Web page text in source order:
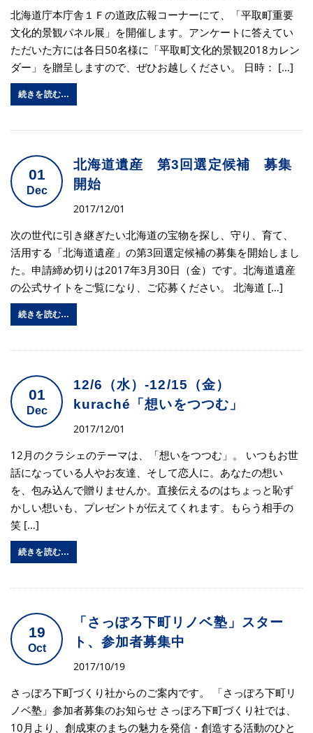
北海道庁本庁舎１Ｆの道政広報コーナーにて、「平取町重要
文化的景観パネル展」を開催します。アンケートに答えてい
ただいた方には各日50名様に「平取町文化的景観2018カレン
ダー」を贈呈しますので、ぜひお越しください。 日時： […]
続きを読む…
01
Dec
北海道遺産 第3回選定候補 募集
開始
2017/12/01
次の世代に引き継ぎたい北海道の宝物を探し、守り、育て、
活用する「北海道遺産」の第3回選定候補の募集を開始しまし
た。申請締め切りは2017年3月30日（金）です。北海道遺産
の公式サイトをご覧になり、ご応募ください。 北海道 […]
続きを読む…
01
Dec
12/6（水）-12/15（金）
kuraché「想いをつつむ」
2017/12/01
12月のクラシェのテーマは、「想いをつつむ」。 いつもお世
話になっている人やお友達、そして恋人に。あなたの想い
を、包み込んで贈りませんか。直接伝えるのはちょっと恥ず
かしい想いも、プレゼントが伝えてくれます。もらう相手の
笑 […]
続きを読む…
19
Oct
「さっぽろ下町リノベ塾」スター
ト、参加者募集中
2017/10/19
さっぽろ下町づくり社からのご案内です。 「さっぽろ下町リ
ノベ塾」参加者募集のお知らせ さっぽろ下町づくり社では、
10月より、創成東のまちの魅力を発信・創造する活動のひと